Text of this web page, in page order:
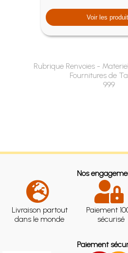
Voir les
Rubrique Renvoies -
Fournitures de
999
Nos
Livraison partout
dans le monde
Paiement
sécurisé
Paiement